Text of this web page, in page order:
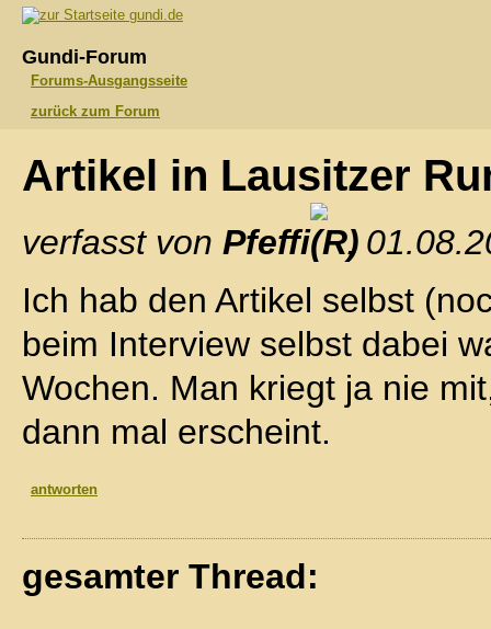
gundi.de
Gundi-Forum
Forums-Ausgangsseite
zurück zum Forum
Artikel in Lausitzer
verfasst von Pfeffi
,
Ich hab den Artikel selbst
beim Interview selbst dabei
Wochen. Man kriegt ja nie
dann mal erscheint.
antworten
gesamter Thread: